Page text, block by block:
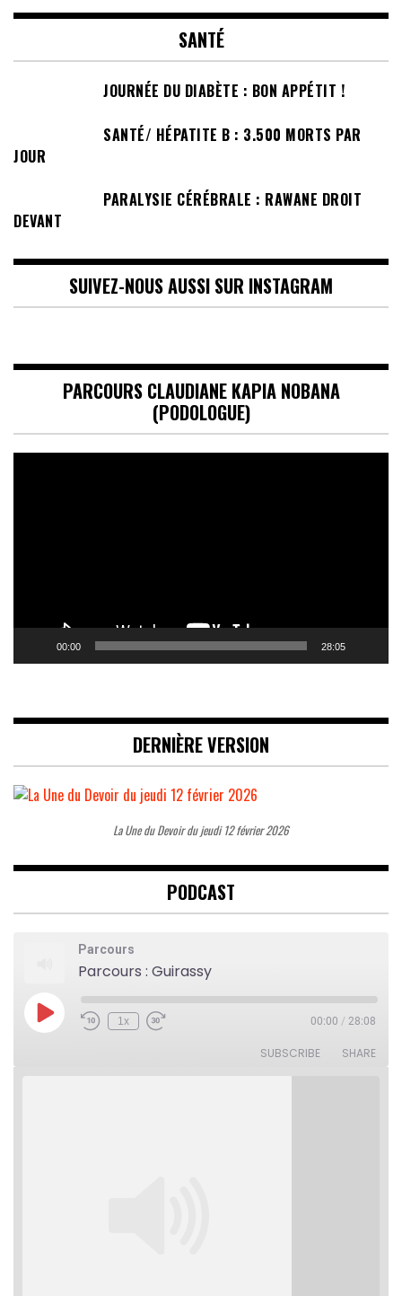
SANTÉ
JOURNÉE DU DIABÈTE : BON APPÉTIT !
SANTÉ/ HÉPATITE B : 3.500 MORTS PAR
JOUR
PARALYSIE CÉRÉBRALE : RAWANE DROIT
DEVANT
SUIVEZ-NOUS AUSSI SUR INSTAGRAM
PARCOURS CLAUDIANE KAPIA NOBANA
(PODOLOGUE)
00:00 28:05
DERNIÈRE VERSION
La Une du Devoir du jeudi 12 février 2026
PODCAST
Parcours
Parcours : Guirassy
Play
Episode
Rewind
1x
Fast
00:00 / 28:08
SUBSCRIBE SHARE